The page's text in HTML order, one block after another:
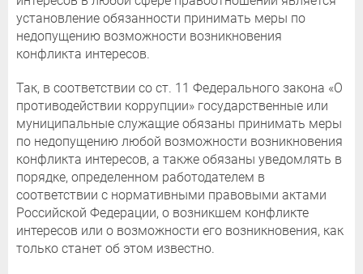
установление обязанности принимать меры по
недопущению возможности возникновения
конфликта интересов.
Так, в соответствии со ст. 11 Федерального закона «О
противодействии коррупции» государственные или
муниципальные служащие обязаны принимать меры
по недопущению любой возможности возникновения
конфликта интересов, а также обязаны уведомлять в
порядке, определенном работодателем в
соответствии с нормативными правовыми актами
Российской Федерации, о возникшем конфликте
интересов или о возможности его возникновения, как
только станет об этом известно.